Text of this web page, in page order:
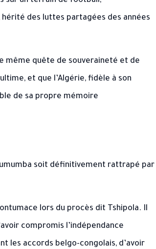
des luttes partagées des années
même quête de souveraineté et de
et que l’Algérie, fidèle à son
de sa propre mémoire
soit définitivement rattrapé par
lors du procès dit Tshipola. Il
compromis l’indépendance
les accords belgo-congolais, d’avoir